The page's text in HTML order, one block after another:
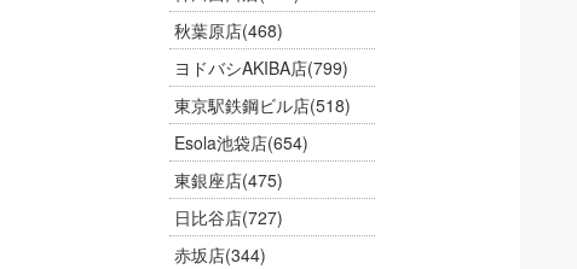
秋葉原店(468)
ヨドバシAKIBA店(799)
東京駅鉄鋼ビル店(518)
Esola池袋店(654)
東銀座店(475)
日比谷店(727)
赤坂店(344)